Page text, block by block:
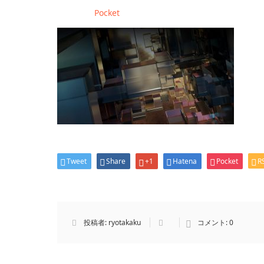
Pocket
Tweet Share +1 Hatena Pocket
投稿者: ryotakaku コメント:0